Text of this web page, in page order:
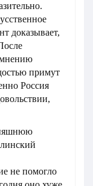
доказывает,
примут
Россия
не помогло